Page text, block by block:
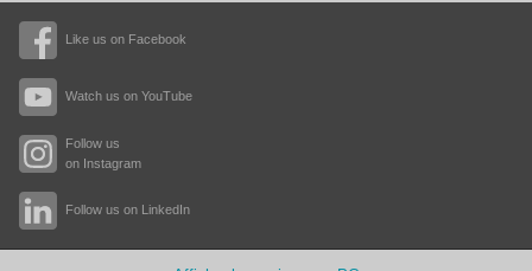
Like us on Facebook
Watch us on YouTube
Follow us
on Instagram
Follow us on LinkedIn